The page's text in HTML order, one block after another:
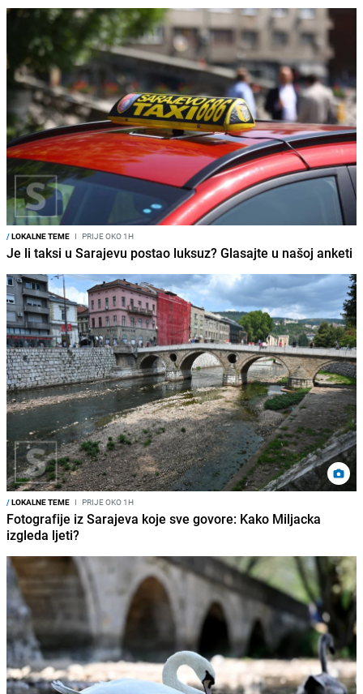
/LOKALNE TEME I PRIJE OKO 1H
Je li taksi u Sarajevu postao luksuz? Glasajte u našoj anketi
/LOKALNE TEME I PRIJE OKO 1H
Fotografije iz Sarajeva koje sve govore: Kako Miljacka
izgleda ljeti?